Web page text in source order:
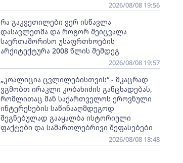
2026/08/08 19:56
რა გაკვეთილები ვერ ისწავლა
დასავლეთმა და როგორ შეიცვალა
საერთაშორისო უსაფრთხოების
არქიტექტურა 2008 წლის შემდეგ
2026/08/08 19:57
„კოალიცია ცვლილებისთვის“ - მკაცრად
ვგმობთ ირაკლი კობახიძის განცხადებას,
რომლითაც მან საქართველოს ეროვნული
ინტერესების საწინააღმდეგოდ
შეგნებულად გააყალბა ისტორიული
ფაქტები და სამართლებრივი შეფასებები
2026/08/08 18:48